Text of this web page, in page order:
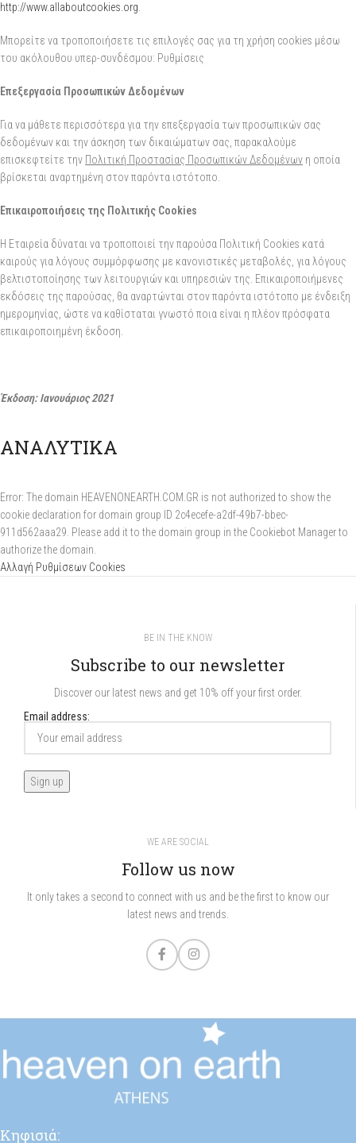
http://www.allaboutcookies.org
Μπορείτε να τροποποιήσετε τις επιλογές σας για τη χρήση cookies μέσω
του ακόλουθου υπερ-συνδέσμου: Ρυθμίσεις
Επεξεργασία Προσωπικών Δεδομένων
Για να μάθετε περισσότερα για την επεξεργασία των προσωπικών σας
δεδομένων και την άσκηση των δικαιώματων σας, παρακαλούμε
επισκεφτείτε την Πολιτική Προστασίας Προσωπικών Δεδομένων η οποία
βρίσκεται αναρτημένη στον παρόντα ιστότοπο.
Επικαιροποιήσεις της Πολιτικής Cookies
Η Εταιρεία δύναται να τροποποιεί την παρούσα Πολιτική Cookies κατά
καιρούς για λόγους συμμόρφωσης με κανονιστικές μεταβολές, για λόγους
βελτιστοποίησης των λειτουργιών και υπηρεσιών της. Επικαιροποιήμενες
εκδόσεις της παρούσας, θα αναρτώνται στον παρόντα ιστότοπο με ένδειξη
ημερομηνίας, ώστε να καθίσταται γνωστό ποια είναι η πλέον πρόσφατα
επικαιροποιημένη έκδοση.
Έκδοση: Ιανουάριος 2021
ΑΝΑΛΥΤΙΚΑ
Error: The domain HEAVENONEARTH.COM.GR is not authorized to show the
cookie declaration for domain group ID 2c4ecefe-a2df-49b7-bbec-
911d562aaa29. Please add it to the domain group in the Cookiebot Manager to
authorize the domain.
Αλλαγή Ρυθμίσεων Cookies
BE IN THE KNOW
Subscribe to our newsletter
Discover our latest news and get 10% off your first order.
Email address:
WE ARE SOCIAL
Follow us now
It only takes a second to connect with us and be the first to know our
latest news and trends.
Κηφισιά: